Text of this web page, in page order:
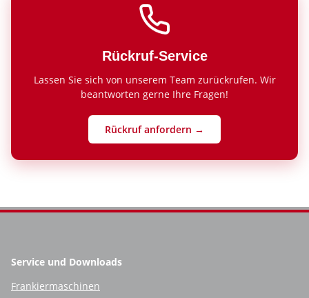
Rückruf-Service
Lassen Sie sich von unserem Team zurückrufen. Wir
beantworten gerne Ihre Fragen!
Rückruf anfordern →
Service und Downloads
Frankiermaschinen